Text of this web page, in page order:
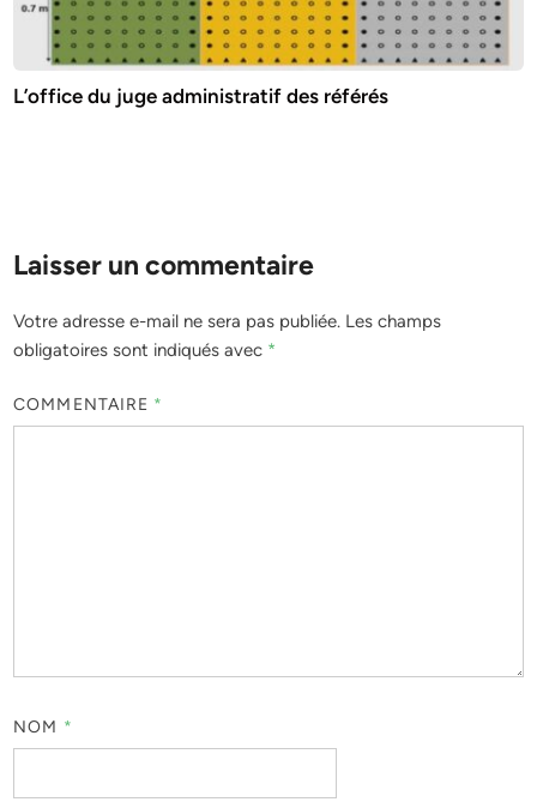
L’office du juge administratif des référés
Laisser un commentaire
Votre adresse e-mail ne sera pas publiée. Les champs
obligatoires sont indiqués avec *
COMMENTAIRE *
NOM *